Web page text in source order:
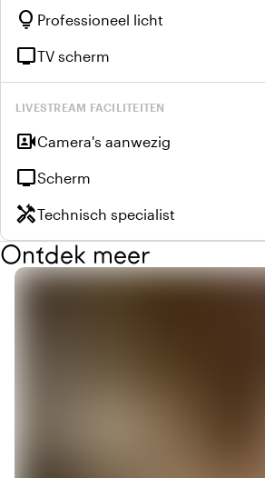
lightbulb Professioneel licht
tvTV scherm
LIVESTREAM FACILITEITEN
video_camera_frontCamera's aanwezig
tvScherm
handymanTechnisch specialist
Ontdek meer